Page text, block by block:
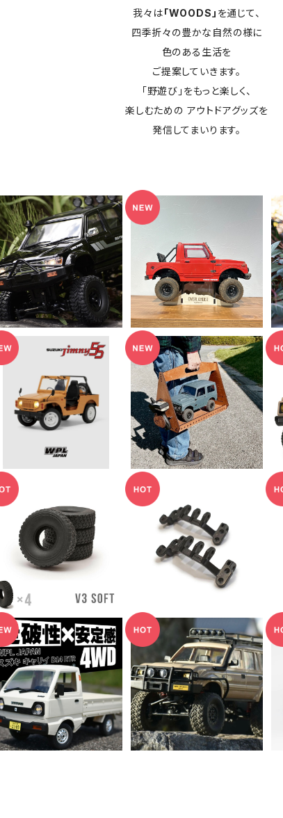
我々は「WOODS」 を通じて、
四季折々の豊かな自然の様に
色のある生活を
ご提案していきます。
「野遊び」をもっと楽しく、
楽しむための アウトドアグッズを
発信してまいります。
WPL JAPAN C64-1
RTR（ブラック）
¥9,900
SOLD OUT
WPL ラジコンスタンド
（ジムニー専用）
¥1,320
WPL JAPAN スズキ
ジムニー(SJ10 1型) C
84 RTR
¥16,500
HIGHLAXRCC RC C
arrier / ラジコンキャリ
ア
¥5,500
WPL JAPAN ソフトタ
イヤV3(4個セット)
¥1,540
WPL JAPAN C34 C4
4シリーズ用アクスルト
ラス2個セット
¥1,320
WPL JAPAN スズキ キ
ャリイ 軽トラRC RTR /
D14（4WD）
¥9,900
SOLD OUT
WPL JAPAN C54-1
RTR
¥11,000